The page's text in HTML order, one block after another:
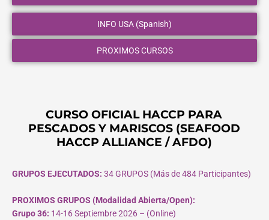
INFO USA (Spanish)
PROXIMOS CURSOS
CURSO OFICIAL HACCP PARA
PESCADOS Y MARISCOS (SEAFOOD
HACCP ALLIANCE / AFDO)
GRUPOS EJECUTADOS: 34 GRUPOS (Más de 484 Participantes)
PROXIMOS GRUPOS (Modalidad Abierta/Open):
Grupo 36: 14-16 Septiembre 2026 – (Online)